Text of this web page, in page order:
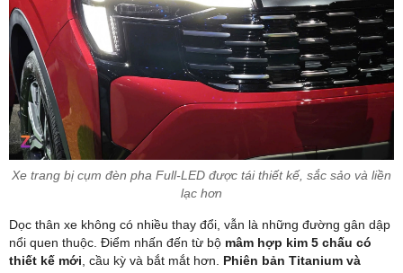
Xe trang bị cụm đèn pha Full-LED được tái thiết kế, sắc sảo và liền
lạc hơn
Dọc thân xe không có nhiều thay đổi, vẫn là những đường gân dập
nổi quen thuộc. Điểm nhấn đến từ bộ mâm hợp kim 5 chấu có
thiết kế mới, cầu kỳ và bắt mắt hơn. Phiên bản Titanium và